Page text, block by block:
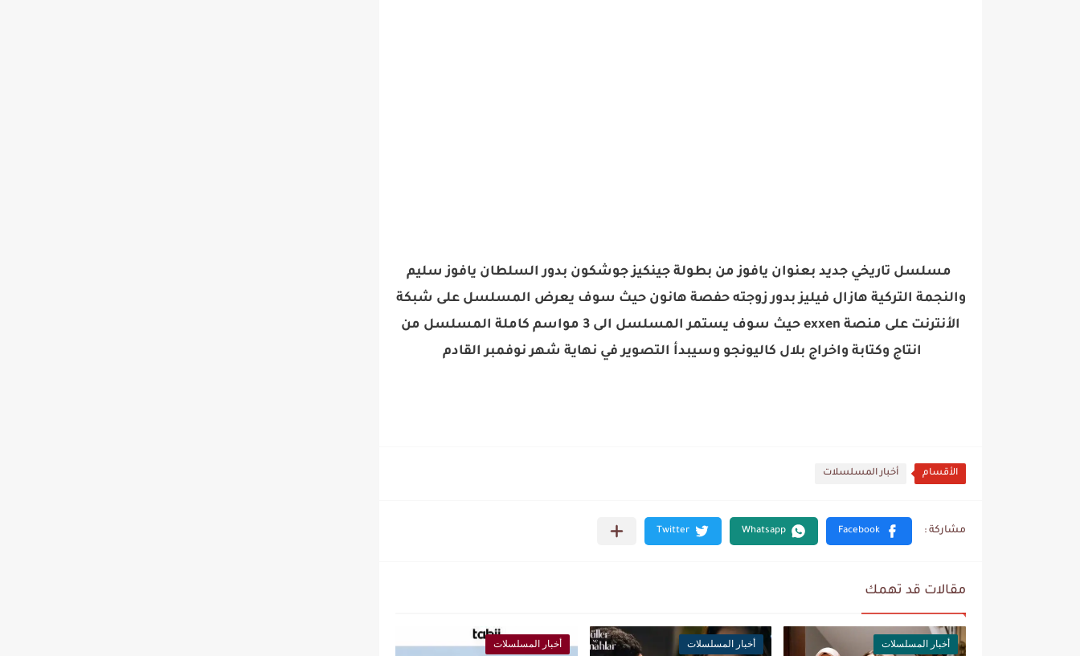
مسلسل تاريخي جديد بعنوان يافوز من بطولة جينكيز جوشكون بدور السلطان يافوز سليم
والنجمة التركية هازال فيليز بدور زوجته حفصة هانون حيث سوف يعرض المسلسل على شبكة
الأنترنت على منصة exxen حيث سوف يستمر المسلسل الى 3 مواسم كاملة المسلسل من
انتاج وكتابة واخراج بلال كاليونجو وسيبدأ التصوير في نهاية شهر نوفمبر القادم
الأقسام أخبار المسلسلات
مقالات قد تهمك
أخبار المسلسلات أخبار المسلسلات أخبار المسلسلات